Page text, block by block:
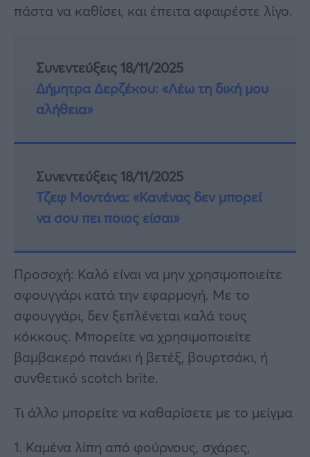
πάστα να καθίσει, και έπειτα αφαιρέστε λίγο.
Συνεντεύξεις 18/11/2025
Δήμητρα Δερζέκου: «Λέω τη δική μου
αλήθεια»
Συνεντεύξεις 18/11/2025
Τζεφ Μοντάνα: «Κανένας δεν μπορεί
να σου πει ποιος είσαι»
Προσοχή: Καλό είναι να μην χρησιμοποιείτε
σφουγγάρι κατά την εφαρμογή. Με το
σφουγγάρι, δεν ξεπλένεται καλά τους
κόκκους. Μπορείτε να χρησιμοποιείτε
βαμβακερό πανάκι ή βετέξ, βουρτσάκι, ή
συνθετικό scotch brite.
Τι άλλο μπορείτε να καθαρίσετε με το μείγμα
1. Καμένα λίπη από φούρνους, σχάρες,